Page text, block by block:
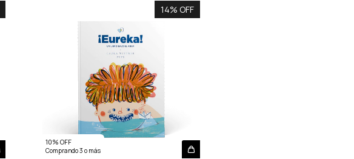
10% OFF
Comprando 3 o más
14% OFF